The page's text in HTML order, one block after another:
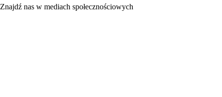
Znajdź nas w mediach społecznościowych